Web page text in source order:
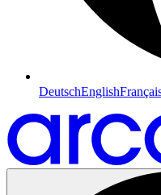
DeutschEnglish